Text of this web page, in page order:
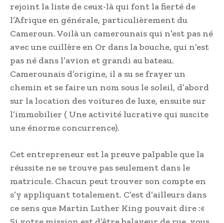
rejoint la liste de ceux-là qui font la fierté de
l’Afrique en générale, particulièrement du
Cameroun. Voilà un camerounais qui n’est pas né
avec une cuillère en Or dans la bouche, qui n’est
pas né dans l’avion et grandi au bateau.
Camerounais d’origine, il a su se frayer un
chemin et se faire un nom sous le soleil, d’abord
sur la location des voitures de luxe, ensuite sur
l’immobilier ( Une activité lucrative qui suscite
une énorme concurrence).
Cet entrepreneur est la preuve palpable que la
réussite ne se trouve pas seulement dans le
matricule. Chacun peut trouver son compte en
s’y appliquant totalement. C’est d’ailleurs dans
ce sens que Martin Luther King pouvait dire :«